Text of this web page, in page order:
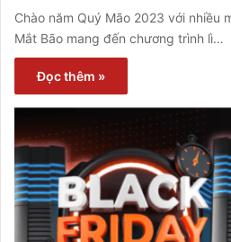
Chào năm Quý Mão 2023 với nhiều
Mắt Bão mang đến chương trình lì…
Đọc thêm »